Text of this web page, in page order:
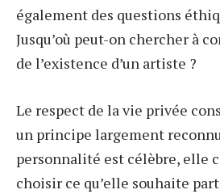
également des questions
Jusqu’où peut-on chercher à
de l’existence d’un artiste ?
Le respect de la vie privée
un principe largement
personnalité est célèbre, elle
choisir ce qu’elle souhaite